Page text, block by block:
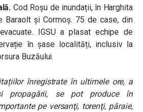
Cod Roșu de inundații, în Harghita
Baraolt și Cormoș. 75 de case, din
IGSU a plasat echipe de
în șase localități, inclusiv la
Buzăului.
înregistrate în ultimele ore, a
propagării, se pot produce în
pe versanţi, torenţi, pâraie,